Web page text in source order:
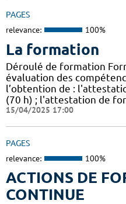
PAGES
relevance: 100%
La formation
Déroulé de formation
évaluation des
l’obtention de :
(70 h) ; l'attestation de
15/04/2025 17:00
PAGES
relevance: 100%
ACTIONS DE
CONTINUE